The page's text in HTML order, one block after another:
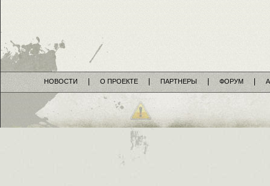
НОВОСТИ О ПРОЕКТЕ ПАРТНЕРЫ ФОРУМ